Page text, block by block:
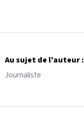
Au sujet de l'auteur :
Journaliste